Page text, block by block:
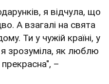
я відчула, що
А взагалі на свята
Ти у чужій країні, у
я зрозуміла, як люблю
прекрасна", –